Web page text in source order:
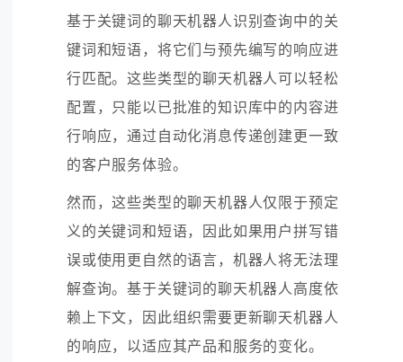
基于关键词的聊天机器人识别查询中的关
键词和短语，将它们与预先编写的响应进
行匹配。这些类型的聊天机器人可以轻松
配置，只能以已批准的知识库中的内容进
行响应，通过自动化消息传递创建更一致
的客户服务体验。
然而，这些类型的聊天机器人仅限于预定
义的关键词和短语，因此如果用户拼写错
误或使用更自然的语言，机器人将无法理
解查询。基于关键词的聊天机器人高度依
赖上下文，因此组织需要更新聊天机器人
的响应，以适应其产品和服务的变化。